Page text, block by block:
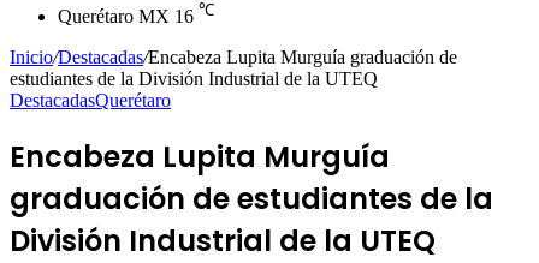
Querétaro MX 16 ℃
Inicio/Destacadas/Encabeza Lupita Murguía graduación de
estudiantes de la División Industrial de la UTEQ
DestacadasQuerétaro
Encabeza Lupita Murguía
graduación de estudiantes de la
División Industrial de la UTEQ